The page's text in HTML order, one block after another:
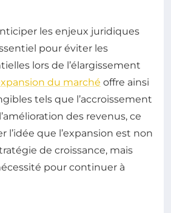
les enjeux juridiques
pour éviter les
lors de l’élargissement
du marché offre ainsi
tels que l’accroissement
des revenus, ce
l’idée que l’expansion est non
de croissance, mais
pour continuer à